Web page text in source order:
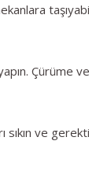
Çürüme
sıkın ve